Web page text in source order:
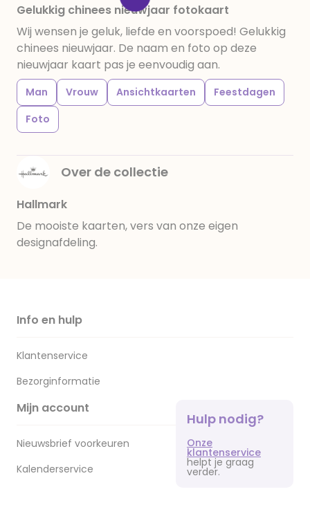
E433, kleurstoffen: E102, E110, E122: kan de activiteit en
concentratie van kinderen negatief beïnvloeden,
E133, E151. Chocolade bevat ten minste 34%
cacaobestanddelen. Kan sporen van gluten
bevatten. Koel en droog bewaren.
Gelukkig chinees nieuwjaar fotokaart
Wij wensen je geluk, liefde en voorspoed! Gelukkig
chinees nieuwjaar. De naam en foto op deze
nieuwjaar kaart pas je eenvoudig aan.
Man Vrouw Ansichtkaarten
Feestdagen
Foto
Over de collectie
Hallmark
De mooiste kaarten, vers van onze eigen
designafdeling.
Info en hulp
Klantenservice
Bezorginformatie
Mijn account
Nieuwsbrief voorkeuren
Kalenderservice
Hulp nodig?
Onze
klantenservice
helpt je graag
verder.